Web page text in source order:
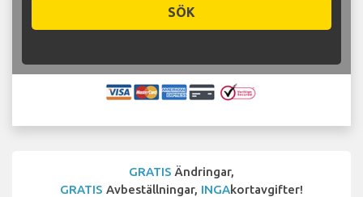
SÖK
GRATIS Ändringar,
GRATIS Avbeställningar, INGAkortavgifter!